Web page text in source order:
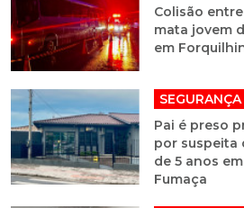
Colisão
mata jovem
em
SEGURANÇA
Pai é preso
por suspeita
de 5 anos
Fumaça